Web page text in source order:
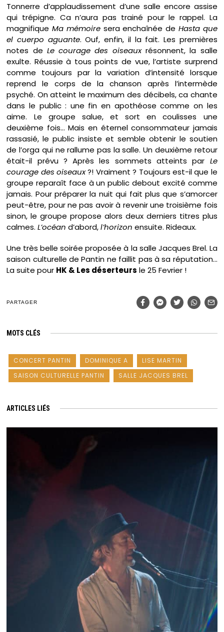
Tonnerre d’applaudissement d’une salle encore assise
qui trépigne. Ca n’aura pas trainé pour le rappel. La
magnifiqueMa mémoiresera enchaînée de Hasta que
el cuerpo aguante. Ouf, enfin, il la fait. Les premières
notes de Le courage des oiseauxrésonnent, la salle
exulte. Réussie à tous points de vue, l’artiste surprend
comme toujours par la variation d’intensité lorsque
reprend le corps de la chanson après l’intermède
psyché. On atteint le maximum des décibels, ca chante
dans le public : une fin en apothéose comme on les
aime. Le groupe salue, et sort en coulisses une
deuxième fois… Mais en éternel consommateur jamais
rassasié, le public insiste et semble obtenir le soutien
de l’orga qui ne rallume pas la salle. Un deuxième retour
était-il prévu ? Après les sommets atteints par Le
courage des oiseaux?! Vraiment ? Toujours est-il que le
groupe reparaît face à un public debout excité comme
jamais. Pour préparer la nuit qui fait plus que s’amorcer
peut-être, pour ne pas avoir à revenir une troisième fois
sinon, le groupe propose alors deux derniers titres plus
calmes.L’océan d’abord,l’horizon ensuite. Rideaux.
Une très belle soirée proposée à la salle Jacques Brel. La
saison culturelle de Pantin ne faillit pas à sa réputation…
La suite pour HK & Les déserteurs le 25 Fevrier !
PARTAGER
MOTS CLÉS
CONCERT PANTIN DOMINIQUE A
LISE MARTIN
SAISON CULTURELLE PANTIN
SALLE JACQUES BREL
ARTICLES LIÉS